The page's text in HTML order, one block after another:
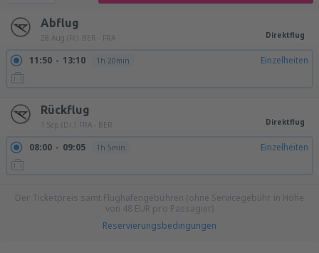
Abflug
28 Aug (Fr.) BER - FRA Direktflug
11:50 13:10 1h 20min Einzelheiten
Rückflug
1 Sep (Di.) FRA - BER Direktflug
08:00 09:05 1h 5min Einzelheiten
Der Ticketpreis samt Flughafengebühren (ohne Servicegebühr in Höhe
von 48 EUR pro Passagier)
Reservierungsbedingungen